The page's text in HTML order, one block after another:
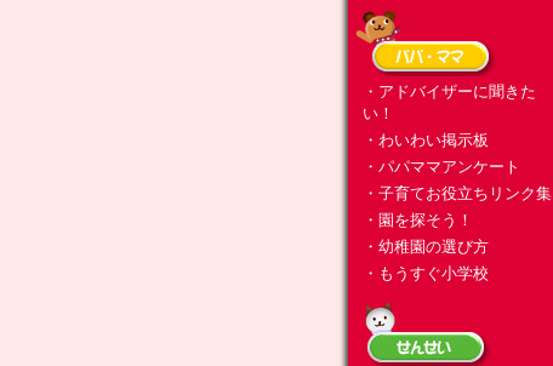
・アドバイザーに聞きた
い！
・わいわい掲示板
・パパママアンケート
・子育てお役立ちリンク集
・園を探そう！
・幼稚園の選び方
・もうすぐ小学校